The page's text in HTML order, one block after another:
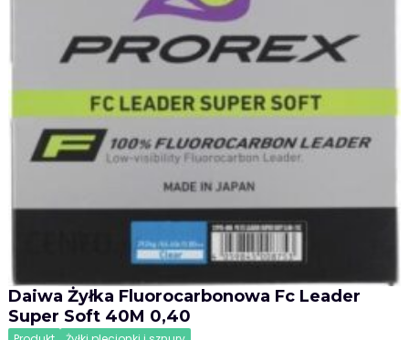
Daiwa Żyłka Fluorocarbonowa Fc Leader
Super Soft 40M 0,40